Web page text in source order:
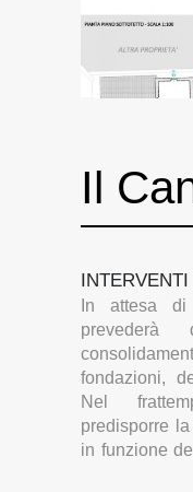
Il
In attesa
prevederà
fondazioni,
Nel
predisporre
in funzione